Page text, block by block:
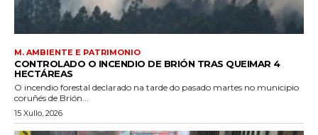
M. AMBIENTE E PATRIMONIO
CONTROLADO O INCENDIO DE BRIÓN TRAS QUEIMAR 4
HECTÁREAS
O incendio forestal declarado na tarde do pasado martes no municipio
coruñés de Brión...
15 Xullo, 2026